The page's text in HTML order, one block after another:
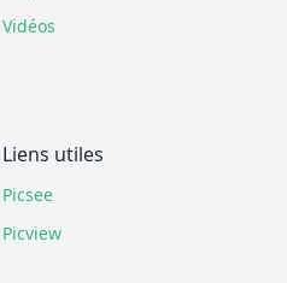
Vidéos
Liens utiles
Picsee
Picview